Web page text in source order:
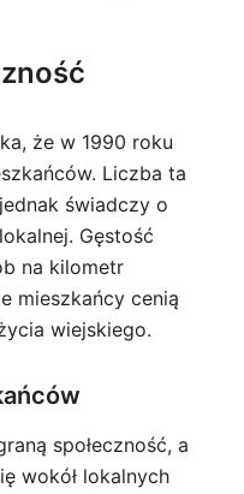
że w 1990 roku
Liczba ta
świadczy o
Gęstość
na kilometr
mieszkańcy cenią
wiejskiego.
społeczność, a
wokół lokalnych